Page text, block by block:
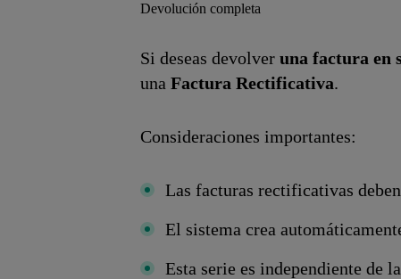
Devolución completa
Si deseas devolver una factura en
una Factura Rectificativa.
Consideraciones importantes:
Las facturas rectificativas
El sistema crea
Esta serie es independiente de